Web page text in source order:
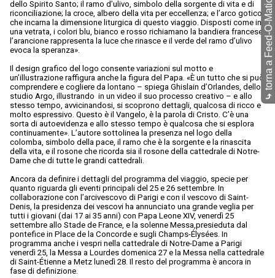
dello Spirito Santo; il ramo d’ulivo, simbolo della sorgente di vita e di
riconciliazione; la croce, albero della vita per eccellenza; e l’arco gotico,
che incarna la dimensione liturgica di questo viaggio. Disposti come in
una vetrata, i colori blu, bianco e rosso richiamano la bandiera francese,
l’arancione rappresenta la luce che rinasce e il verde del ramo d’ulivo
evoca la speranza».
Il design grafico del logo consente variazioni sul motto e
un’illustrazione raffigura anche la figura del Papa. «È un tutto che si può
comprendere e cogliere da lontano – spiega Ghislain d’Orlandes, dello
studio Argo, illustrando in un video il suo processo creativo – e allo
stesso tempo, avvicinandosi, si scoprono dettagli, qualcosa di ricco e
molto espressivo. Questo è il Vangelo, è la parola di Cristo. C’è una
sorta di autoevidenza e allo stesso tempo è qualcosa che si esplora
continuamente». L’autore sottolinea la presenza nel logo della
colomba, simbolo della pace, il ramo che è la sorgente e la rinascita
della vita, e il rosone che ricorda sia il rosone della cattedrale di Notre-
Dame che di tutte le grandi cattedrali.
Ancora da definire i dettagli del programma del viaggio, specie per
quanto riguarda gli eventi principali del 25 e 26 settembre. In
collaborazione con l’arcivescovo di Parigi e con il vescovo di Saint-
Denis, la presidenza dei vescovi ha annunciato una grande veglia per
tutti i giovani (dai 17 ai 35 anni) con Papa Leone XIV, venerdì 25
settembre allo Stade de France, e la solenne Messa,presieduta dal
pontefice in Place de la Concorde e sugli Champs-Élysées. In
programma anche i vespri nella cattedrale di Notre-Dame a Parigi
venerdì 25, la Messa a Lourdes domenica 27 e la Messa nella cattedrale
di Saint-Étienne a Metz lunedì 28. Il resto del programma è ancora in
fase di definizione.
⤷
torna a Feed-O-Matic